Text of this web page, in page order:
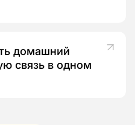
домашний
связь в одном